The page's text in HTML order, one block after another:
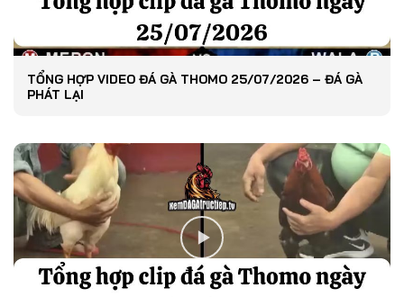
TỔNG HỢP VIDEO ĐÁ GÀ THOMO 25/07/2026 – ĐÁ GÀ
PHÁT LẠI